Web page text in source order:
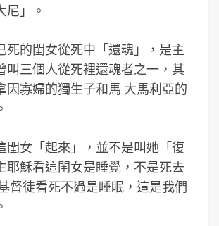
尼」。
死的閨女從死中「還魂」，是主
叫三個人從死裡還魂者之一，其
因寡婦的獨生子和馬 大馬利亞的
閨女「起來」，並不是叫她「復
耶穌看這閨女是睡覺，不是死去
基督徒看死不過是睡眠，這是我們